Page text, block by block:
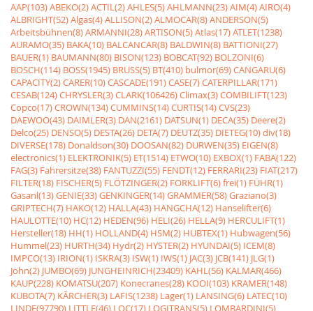
AAP(103)ABEKO(2)ACTIL(2)AHLES(5)AHLMANN(23)AIM(4)AIRO(4)
ALBRIGHT(52)Algas(4)ALLISON(2)ALMOCAR(8)ANDERSON(5)
Arbeitsbühnen(8)ARMANNI(28)ARTISON(5)Atlas(17)ATLET(1238)
AURAMO(35) BAKA(10) BALCANCAR(8) BALDWIN(8) BATTIONI(27)
BAUER(1) BAUMANN(80) BISON(123) BOBCAT(92) BOLZONI(6)
BOSCH(114) BOSS(1945) BRUSS(5) BT(410) bulmor(69)CANGARU(6)
CAPACITY(2)CARER(10)CASCADE(191)CASE(7)CATERPILLAR(171)
CESAB(124)CHRYSLER(3)CLARK(106426)Climax(3)COMBILIFT(123)
Copco(17)CROWN(134)CUMMINS(14)CURTIS(14)CVS(23)
DAEWOO(43) DAIMLER(3) DAN(2161) DATSUN(1) DECA(35) Deere(2)
Delco(25) DENSO(5) DESTA(26) DETA(7) DEUTZ(35) DIETEG(10)div(18)
DIVERSE(178) Donaldson(30) DOOSAN(82) DURWEN(35) EIGEN(8)
electronics(1) ELEKTRONIK(5) ET(1514) ETWO(10) EXBOX(1) FABA(122)
FAG(3) Fahrersitze(38) FANTUZZI(55) FENDT(12) FERRARI(23) FIAT(217)
FILTER(18) FISCHER(5) FLÖTZINGER(2) FORKLIFT(6)frei(1) FÜHR(1)
Gasanl(13)GENIE(33)GENKINGER(14)GRAMMER(58)Graziano(3)
GRIPTECH(7) HAKO(12) HALLA(43) HANGCHA(12) Hanselifter(6)
HAULOTTE(10) HC(12) HEDEN(96) HELI(26) HELLA(9) HERCULIFT(1)
Hersteller(18) HH(1) HOLLAND(4) HSM(2) HUBTEX(1) Hubwagen(56)
Hummel(23) HURTH(34) Hydr(2) HYSTER(2) HYUNDAI(5) ICEM(8)
IMPCO(13) IRION(1) ISKRA(3) ISW(1) IWS(1) JAC(3) JCB(141) JLG(1)
John(2) JUMBO(69) JUNGHEINRICH(23409) KAHL(56) KALMAR(466)
KAUP(228) KOMATSU(207) Konecranes(28) KOOI(103) KRAMER(148)
KUBOTA(7) KÃRCHER(3) LAFIS(1238) Lager(1) LANSING(6) LATEC(10)
LINDE(97790) LITTLE(46) LOC(17) LOGITRANS(5) LOMBARDINI(5)